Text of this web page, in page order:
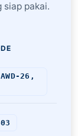
pakai.
26,